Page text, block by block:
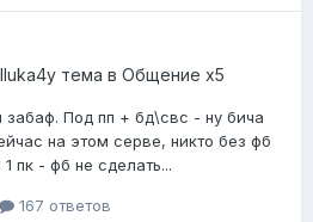
IIuka4y тема в Общение x5
Под пп + бд\свс - ну бича
на этом серве, никто без фб
пк - фб не сделать...
167 ответов